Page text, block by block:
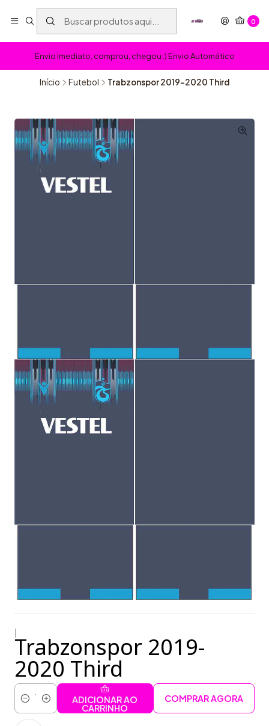
0
Envio Imediato, comprou, chegou :) Envio Automático
Início Futebol Trabzonspor 2019-2020 Third
Trabzonspor 2019-
2020 Third
Quantidade
ADICIONAR AO
CARRINHO
COMPRAR AGORA